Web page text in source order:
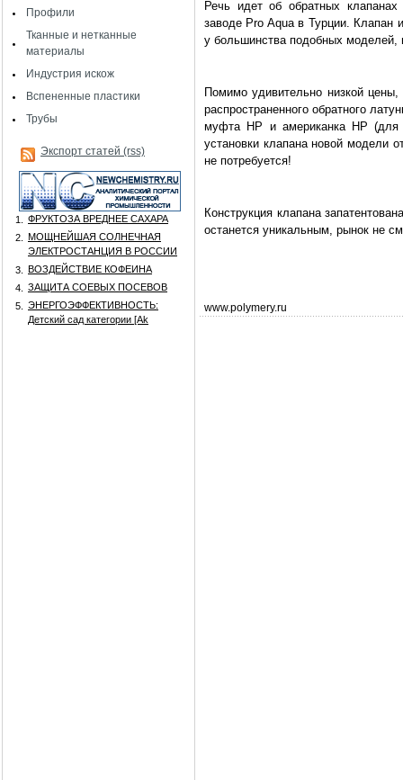
Профили
Тканные и нетканные
материалы
Индустрия искож
Вспененные пластики
Трубы
Экспорт статей (rss)
1.
ФРУКТОЗА ВРЕДНЕЕ САХАРА
2.
МОЩНЕЙШАЯ СОЛНЕЧНАЯ
ЭЛЕКТРОСТАНЦИЯ В РОССИИ
3.
ВОЗДЕЙСТВИЕ КОФЕИНА
4.
ЗАЩИТА СОЕВЫХ ПОСЕВОВ
5.
ЭНЕРГОЭФФЕКТИВНОСТЬ:
Детский сад категории [Аk
Речь идет об обратных
заводе Pro Aquaв Турции. Клапан
у большинства подобных моделей,
Помимо удивительно низкой
распространенного обратного
муфта НР и американка НР
установки клапана новой модели
не потребуется!
Конструкция клапана
останется уникальным, рынок не
www.polymery.ru